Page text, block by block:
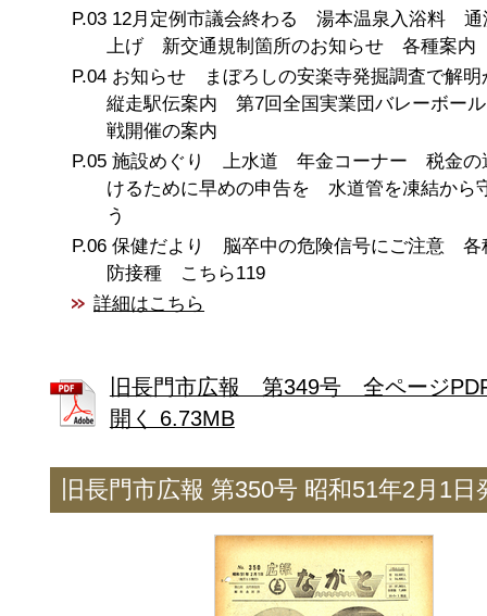
12月定例市議会終わる 湯本温泉入浴料 通
上げ 新交通規制箇所のお知らせ 各種案内
お知らせ まぼろしの安楽寺発掘調査で解
縦走駅伝案内 第7回全国実業団バレーボー
戦開催の案内
施設めぐり 上水道 年金コーナー 税金の
けるために早めの申告を 水道管を凍結から
う
保健だより 脳卒中の危険信号にご注意 各
防接種 こちら119
詳細はこちら
旧長門市広報 第349号 全ページ
開く 6.73MB
旧長門市広報 第350号 昭和51年2月1日